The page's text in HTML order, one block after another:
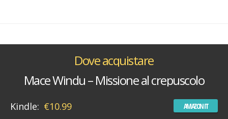
Dove acquistare
Mace Windu – Missione al crepuscolo
Kindle: €10.99 AMAZON IT